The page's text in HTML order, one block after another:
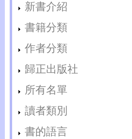
新書介紹
書籍分類
作者分類
歸正出版社
所有名單
讀者類別
書的語言